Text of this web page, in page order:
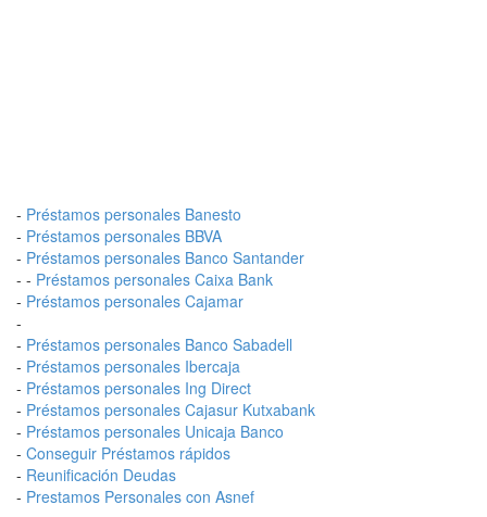
- Préstamos personales Banesto
- Préstamos personales BBVA
- Préstamos personales Banco Santander
- - Préstamos personales Caixa Bank
- Préstamos personales Cajamar
-
- Préstamos personales Banco Sabadell
- Préstamos personales Ibercaja
- Préstamos personales Ing Direct
- Préstamos personales Cajasur Kutxabank
- Préstamos personales Unicaja Banco
- Conseguir Préstamos rápidos
- Reunificación Deudas
- Prestamos Personales con Asnef